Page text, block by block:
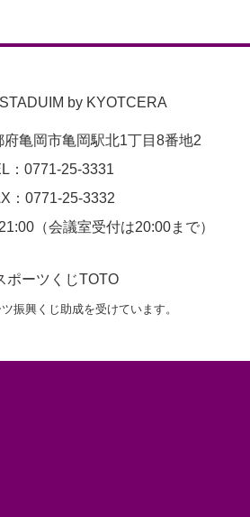
府亀岡市亀岡駅北1丁目8番地2
：0771-25-3331
：0771-25-3332
（会議室受付は20:00まで）
振興くじ助成を受けています。